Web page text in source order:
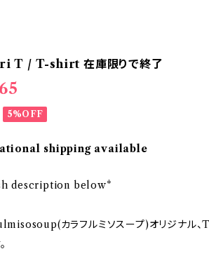
T / T-shirt 在庫限りで終了
5%OFF
shipping available
description below*
カラフルミソスープ)オリジナル、